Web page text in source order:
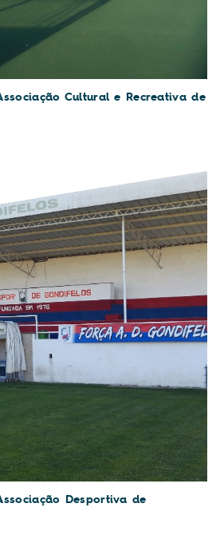
Cultural e Recreativa de
Desportiva de